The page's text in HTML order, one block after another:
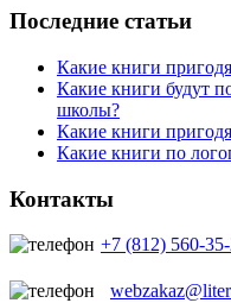
Последние статьи
Какие книги
Какие книги будут
школы?
Какие книги
Какие книги по
Контакты
+7 (812) 560-